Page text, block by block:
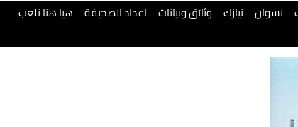
نسوان نيازك وثائق وبيانات اعداد الصحيفة هيا هنا نلعب